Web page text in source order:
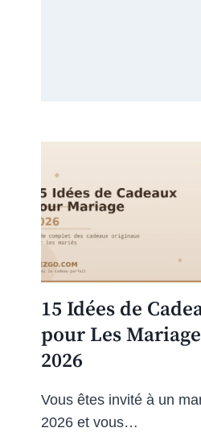
15 Idées de
pour Les
2026
Vous êtes invité à un
2026 et vous…